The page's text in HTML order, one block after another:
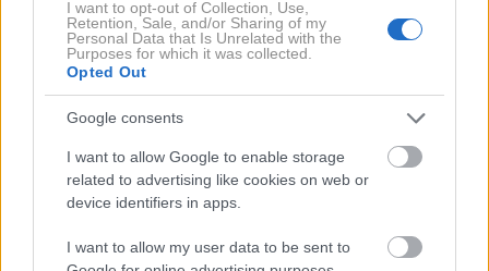
I want to opt-out of Collection, Use,
Retention, Sale, and/or Sharing of my
Personal Data that Is Unrelated with the
Purposes for which it was collected.
Opted Out
Google consents
I want to allow Google to enable storage
related to advertising like cookies on web or
device identifiers in apps.
I want to allow my user data to be sent to
način